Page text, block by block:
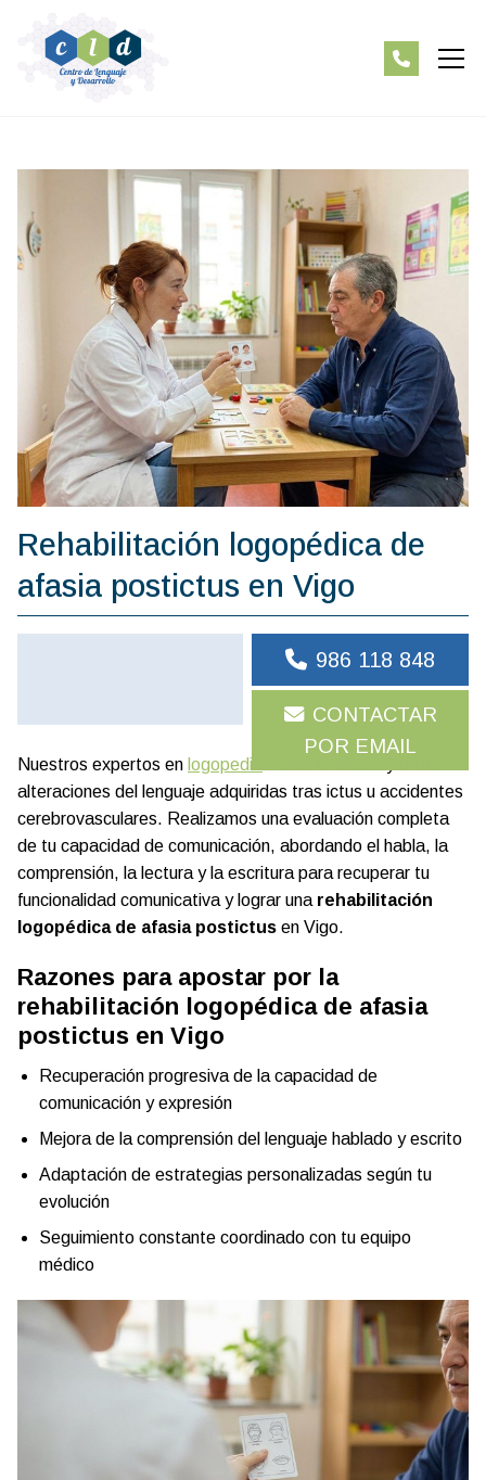
Rehabilitación logopédica de
afasia postictus en Vigo
986 118 848
CONTACTAR
POR EMAIL
Nuestros expertos en logopedia
alteraciones del lenguaje adquiridas tras ictus u accidentes
cerebrovasculares. Realizamos una evaluación completa
de tu capacidad de comunicación, abordando el habla, la
comprensión, la lectura y la escritura para recuperar tu
funcionalidad comunicativa y lograr una rehabilitación
logopédica de afasia postictus en Vigo.
Razones para apostar por la
rehabilitación logopédica de afasia
postictus en Vigo
Recuperación progresiva de la capacidad de
comunicación y expresión
Mejora de la comprensión del lenguaje hablado y escrito
Adaptación de estrategias personalizadas según tu
evolución
Seguimiento constante coordinado con tu equipo
médico